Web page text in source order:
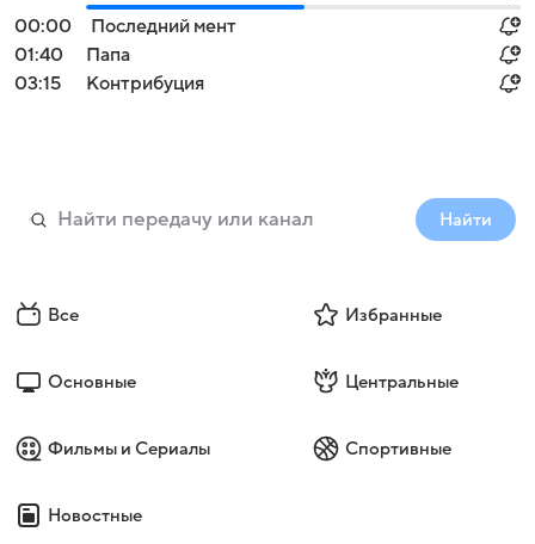
00:00
Последний мент
01:40
Папа
03:15
Контрибуция
Найти
Все Избранные
Основные Центральные
Фильмы и Сериалы Спортивные
Новостные